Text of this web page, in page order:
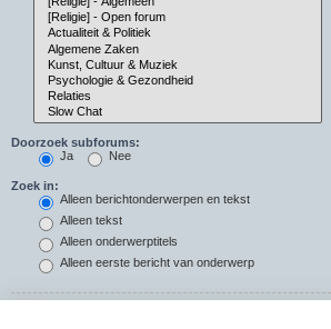
Doorzoek subforums:
Ja
Nee
Zoek in:
Alleen berichtonderwerpen en tekst
Alleen tekst
Alleen onderwerptitels
Alleen eerste bericht van onderwerp